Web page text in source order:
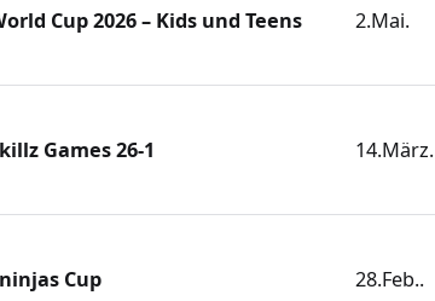
Cup 2026 – Kids und Teens 2.Mai.
Games 26-1 14.März.
Cup 28.Feb..